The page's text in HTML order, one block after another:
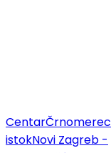
CentarČrnomerec
istokNovi Zagreb -